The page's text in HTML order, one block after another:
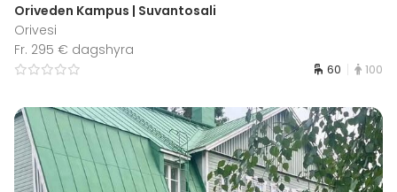
Oriveden Kampus | Suvantosali
Orivesi
Fr. 295 € dagshyra
60 100